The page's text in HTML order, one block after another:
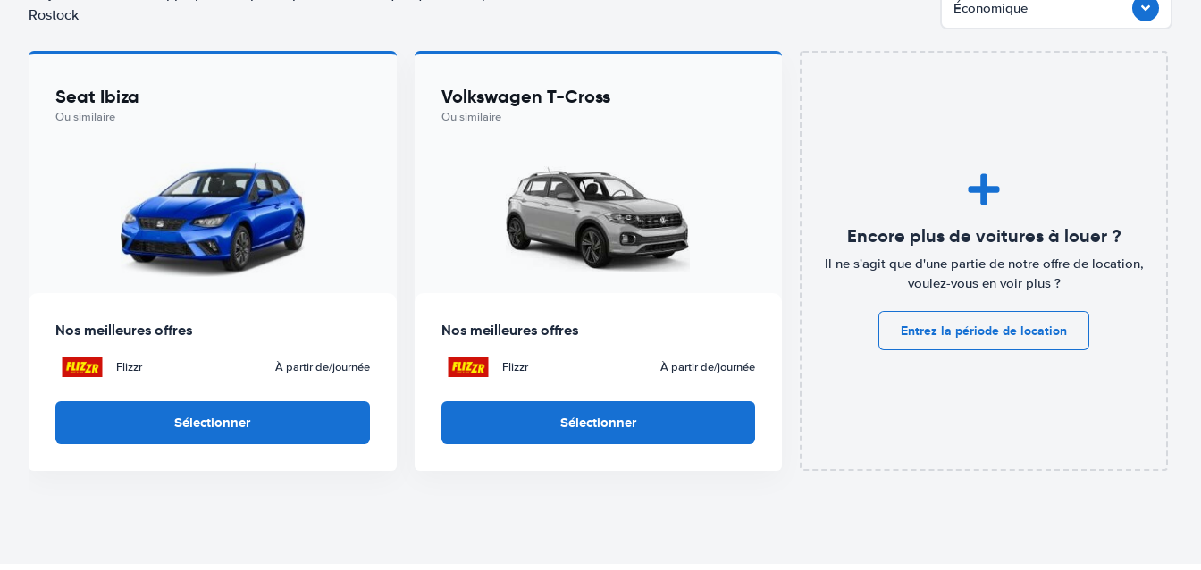
Rostock
Économique
Seat Ibiza
Ou similaire
Nos meilleures offres
Flizzr À partir de/journée
Sélectionner
Volkswagen T-Cross
Ou similaire
Nos meilleures offres
Flizzr À partir de/journée
Sélectionner
Encore plus de voitures à louer ?
Il ne s'agit que d'une partie de notre offre de location,
voulez-vous en voir plus ?
Entrez la période de location